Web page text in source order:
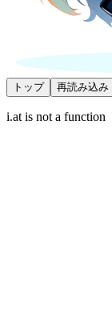
トップ 再読み込み
i.at is not a function